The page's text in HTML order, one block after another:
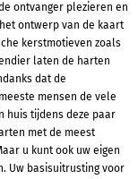
ontvanger plezieren en
ontwerp van de kaart
kerstmotieven zoals
laten de harten
dat de
mensen de vele
huis tijdens deze paar
met de meest
u kunt ook uw eigen
Uw basisuitrusting voor